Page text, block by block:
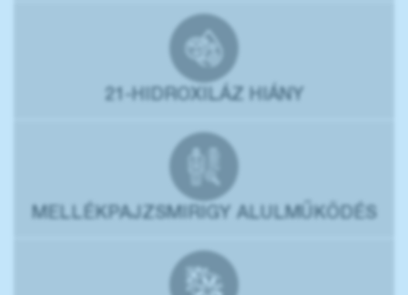
21-HIDROXILÁZ HIÁNY
MELLÉKPAJZSMIRIGY ALULMŰKÖDÉS